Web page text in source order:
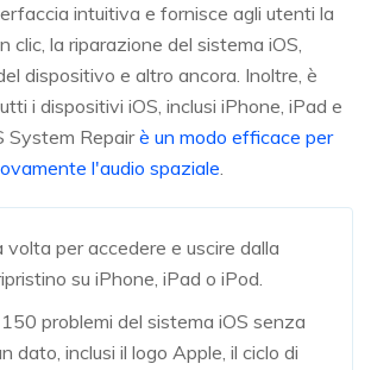
intuitiva e fornisce agli utenti la
clic, la riparazione del sistema iOS,
dispositivo e altro ancora. Inoltre, è
i dispositivi iOS, inclusi iPhone, iPad e
System Repairè un modo efficace per
l'audio spaziale.
volta per accedere e uscire dalla
su iPhone, iPad o iPod.
problemi del sistema iOS senza
dato, inclusi il logo Apple, il ciclo di